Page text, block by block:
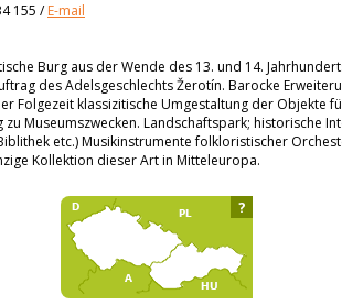
155 /E-mail
Burg aus der Wende des 13. und 14.
des Adelsgeschlechts Žerotín. Barocke
Folgezeit klassizitische Umgestaltung der Objekte
Museumszwecken. Landschaftspark; historische
etc.) Musikinstrumente folkloristischer
Kollektion dieser Art in Mitteleuropa.
?